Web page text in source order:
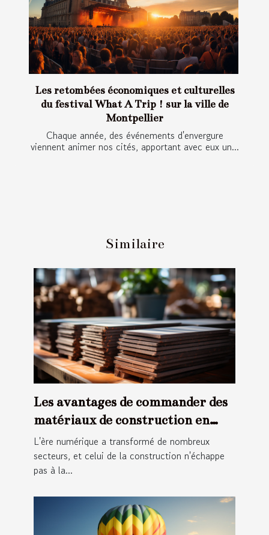
Les retombées économiques et culturelles
du festival What A Trip ! sur la ville de
Montpellier
Chaque année, des événements d'envergure
viennent animer nos cités, apportant avec eux un...
Similaire
Les avantages de commander des
matériaux de construction en
ligne
L'ère numérique a transformé de nombreux
secteurs, et celui de la construction n'échappe
pas à la...